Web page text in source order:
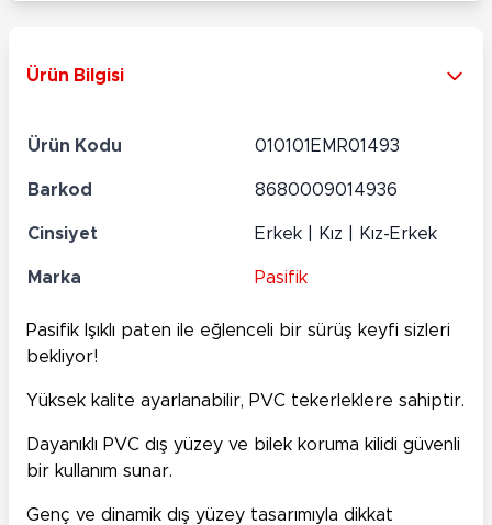
Ürün Bilgisi
Ürün Kodu 010101EMR01493
Barkod 8680009014936
Cinsiyet Erkek | Kız | Kız-Erkek
Marka Pasifik
Pasifik Işıklı paten ile eğlenceli bir sürüş keyfi sizleri
bekliyor!
Yüksek kalite ayarlanabilir, PVC tekerleklere sahiptir.
Dayanıklı PVC dış yüzey ve bilek koruma kilidi güvenli
bir kullanım sunar.
Genç ve dinamik dış yüzey tasarımıyla dikkat